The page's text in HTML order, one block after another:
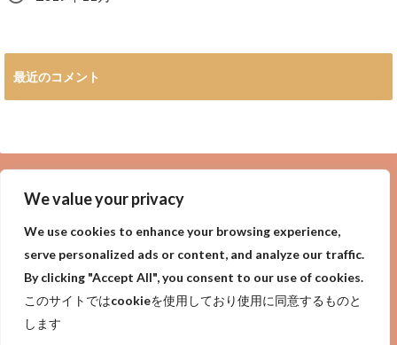
We value your privacy
We use cookies to enhance your browsing experience,
serve personalized ads or content, and analyze our traffic.
By clicking "Accept All", you consent to our use of cookies.
このサイトではcookieを使用しており使用に同意するものと
します
最近のコメント
privacy policy Purpose of site サイトの目的
プライバシーポリシー